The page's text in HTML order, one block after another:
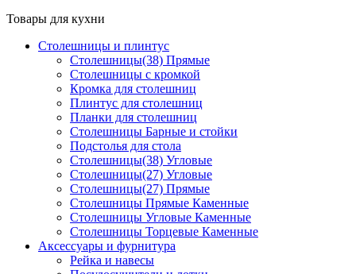
Товары для кухни
Столешницы и плинтус
Столешницы(38) Прямые
Столешницы с кромкой
Кромка для столешниц
Плинтус для столешниц
Планки для столешниц
Столешницы Барные и стойки
Подстолья для стола
Столешницы(38) Угловые
Столешницы(27) Угловые
Столешницы(27) Прямые
Столешницы Прямые Каменные
Столешницы Угловые Каменные
Столешницы Торцевые Каменные
Аксессуары и фурнитура
Рейка и навесы